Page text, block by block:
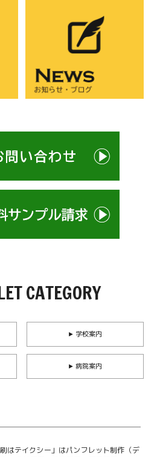
CATEGORY
► 学校案内
► 病院案内
はテイクシー」はパンフレット制作（デ